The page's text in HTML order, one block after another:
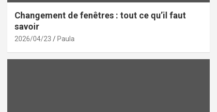
Changement de fenêtres : tout ce qu’il faut
savoir
2026/04/23 Paula